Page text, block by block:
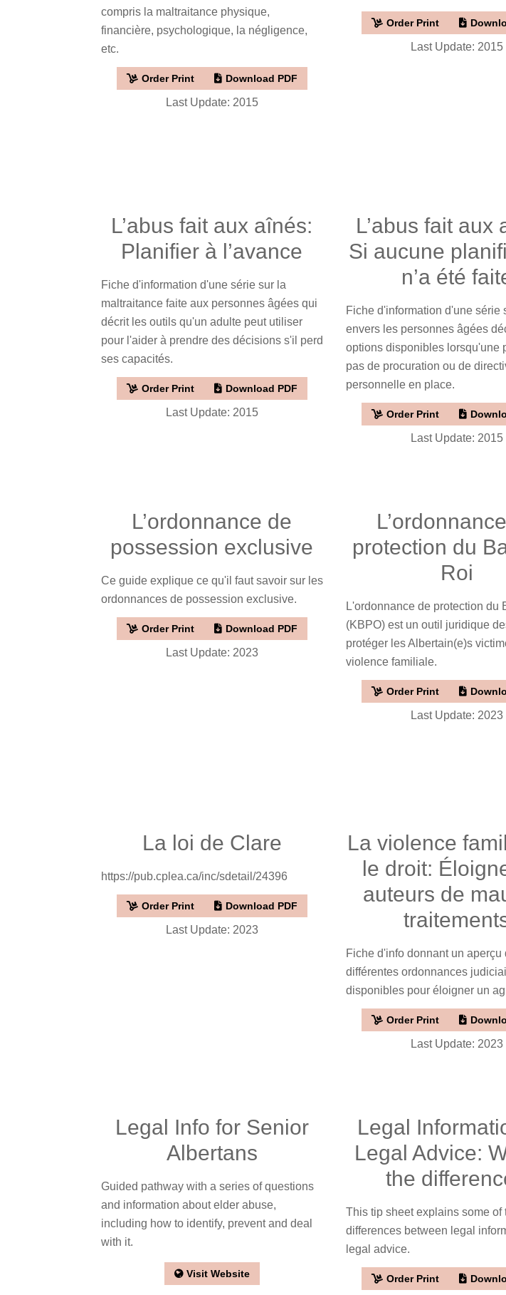
compris la maltraitance physique,
financière, psychologique, la négligence,
etc.
Order Print Download PDF
Last Update: 2015
Order Print
Last Update: 2015
L’abus fait aux aînés:
Planifier à l’avance
Fiche d'information d'une série sur la
maltraitance faite aux personnes âgées qui
décrit les outils qu'un adulte peut utiliser
pour l'aider à prendre des décisions s'il perd
ses capacités.
Order Print Download PDF
Last Update: 2015
L’abus fait aux
Si aucune
n’a été
Fiche d'information d'une série
envers les personnes âgées
options disponibles lorsqu'une
pas de procuration ou de
personnelle en place.
Order Print
Last Update: 2015
L’ordonnance de
possession exclusive
Ce guide explique ce qu'il faut savoir sur les
ordonnances de possession exclusive.
Order Print Download PDF
Last Update: 2023
protection du
Roi
L'ordonnance de protection du
(KBPO) est un outil juridique
protéger les Albertain(e)s
violence familiale.
Order Print
Last Update: 2023
La loi de Clare
https://pub.cplea.ca/inc/sdetail/24396
Order Print Download PDF
Last Update: 2023
La violence
le droit:
auteurs de
Fiche d'info donnant un aperçu
différentes ordonnances
disponibles pour éloigner un
Order Print
Last Update: 2023
Legal Info for Senior
Albertans
Guided pathway with a series of questions
and information about elder abuse,
including how to identify, prevent and deal
with it.
Visit Website
Legal
Legal Advice:
the
This tip sheet explains some of
differences between legal
legal advice.
Order Print